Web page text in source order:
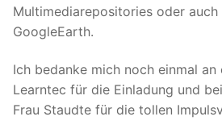
Multimediarepositories oder auch
GoogleEarth.
Ich bedanke mich noch einmal
Learntec für die Einladung und
Frau Staudte für die tollen